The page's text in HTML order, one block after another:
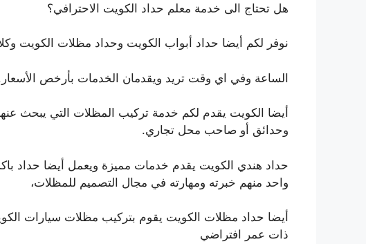
هل تحتاج الى خدمة معلم حداد الكويت الاحترافي؟
نوفر لكم أيضا حداد أبواب الكويت وحداد مظلات الكويت
الساعة وفي اي وقت تريد ويقدمان الخدمات بأرخص
أيضا الكويت يقدم لكم خدمة تركيب المظلات التي يبحث
وحدائق أو صاحب محل تجاري.
حداد هندي الكويت يقدم خدمات مميزة ويعمل أيضا حداد
واحد منهم خبرته ومهارته في مجال التصميم للمظلات،
أيضا حداد مظلات الكويت يقوم بتركيب مظلات سيارات
ذات عمر افتراضي